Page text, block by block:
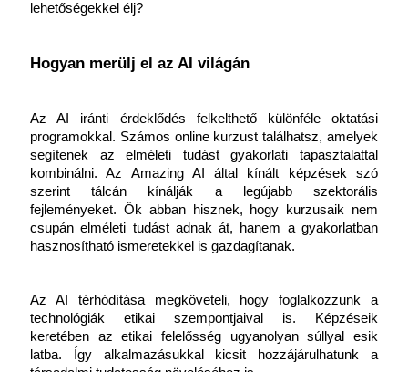
lehetőségekkel élj?
Hogyan merülj el az AI világán
Az AI iránti érdeklődés felkelthető különféle oktatási
programokkal. Számos online kurzust találhatsz, amelyek
segítenek az elméleti tudást gyakorlati tapasztalattal
kombinálni. Az Amazing AI által kínált képzések szó
szerint tálcán kínálják a legújabb szektorális
fejleményeket. Ők abban hisznek, hogy kurzusaik nem
csupán elméleti tudást adnak át, hanem a gyakorlatban
hasznosítható ismeretekkel is gazdagítanak.
Az AI térhódítása megköveteli, hogy foglalkozzunk a
technológiák etikai szempontjaival is. Képzéseik
keretében az etikai felelősség ugyanolyan súllyal esik
latba. Így alkalmazásukkal kicsit hozzájárulhatunk a